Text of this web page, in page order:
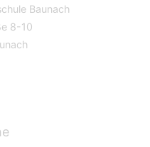
Baunach
8-10